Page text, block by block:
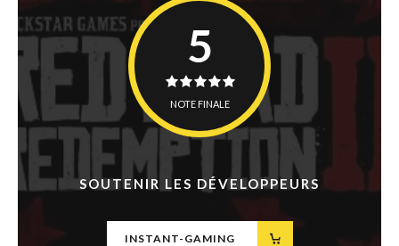
5
NOTE FINALE
SOUTENIR LES DÉVELOPPEURS
INSTANT-GAMING